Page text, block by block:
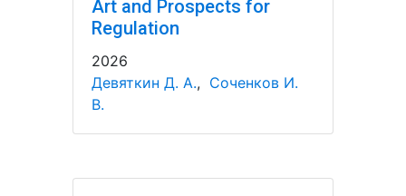
Art and Prospects for
Regulation
2026
Девяткин Д. А., Соченков И.
В.